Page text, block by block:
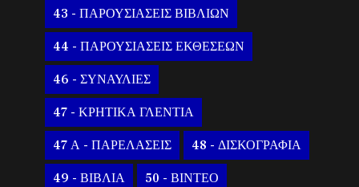
43 - ΠΑΡΟΥΣΙΑΣΕΙΣ ΒΙΒΛΙΩΝ
44 - ΠΑΡΟΥΣΙΑΣΕΙΣ ΕΚΘΕΣΕΩΝ
46 - ΣΥΝΑΥΛΙΕΣ
47 - ΚΡΗΤΙΚΑ ΓΛΕΝΤΙΑ
47 Α - ΠΑΡΕΛΑΣΕΙΣ 48 - ΔΙΣΚΟΓΡΑΦΙΑ
49 - ΒΙΒΛΙΑ 50 - ΒΙΝΤΕΟ